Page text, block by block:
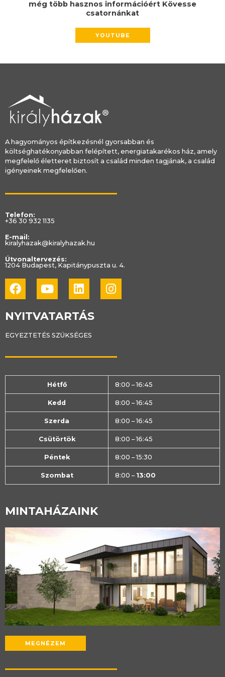
még több hasznos információért Kövesse
csatornánkat
YOUTUBE
A hagyományos építkezésnél gyorsabban és
költséghatékonyabban felépített, energiatakarékos ház, amely
megfelelő életteret biztosít a család minden tagjának, a család
igényeinek megfelelően.
Telefon:
+36 30 932 1135
E-mail:
kiralyhazak@kiralyhazak.hu
Útvonaltervezés:
1204 Budapest, Kapitánypuszta u. 4.
Facebook
YoutubeLinkedinInstagram
NYITVATARTÁS
EGYEZTETÉS SZÜKSÉGES
Hétfő 8:00 – 16:45
Kedd 8:00 – 16:45
Szerda 8:00 – 16:45
Csütörtök 8:00 – 16:45
Péntek 8:00 – 15:30
Szombat 8:00 – 13:00
MINTAHÁZAINK
MEGNÉZEM